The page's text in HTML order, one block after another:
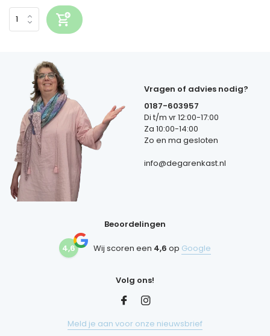
Vragen of advies nodig?
0187-603957
Di t/m vr 12:00-17:00
Za 10:00-14:00
Zo en ma gesloten
info@degarenkast.nl
Beoordelingen
4,6 Wij scoren een 4,6 op Google
Volg ons!
Meld je aan voor onze nieuwsbrief